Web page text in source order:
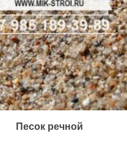
Песок речной